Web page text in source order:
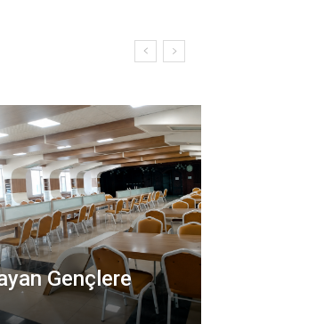
Gençlere